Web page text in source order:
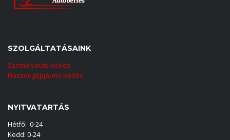
SZOLGÁLTATÁSAINK
Személyautó bérlés
Haszongépjármű bérlés
NYITVATARTÁS
Hétfő: 0-24
Kedd: 0-24